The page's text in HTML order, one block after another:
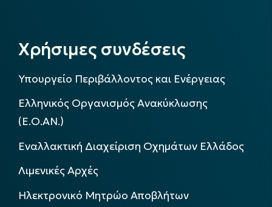
Χρήσιμες συνδέσεις
Υπουργείο Περιβάλλοντος και Ενέργειας
Ελληνικός Οργανισμός Ανακύκλωσης
(Ε.Ο.ΑΝ.)
Εναλλακτική Διαχείριση Οχημάτων Ελλάδος
Λιμενικές Αρχές
Ηλεκτρονικό Μητρώο Αποβλήτων